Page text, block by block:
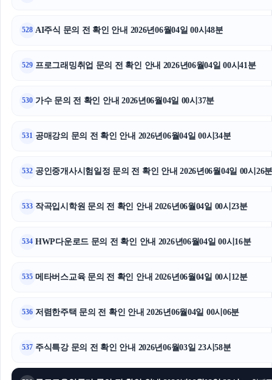
이혼변호사
대구이혼전문변호사
528 AI주식 문의 전 확인 안내 2026년06월04일 00시48분
529 프로그래밍취업 문의 전 확인 안내 2026년06월04일 00시41분
530 가수 문의 전 확인 안내 2026년06월04일 00시37분
531 공매강의 문의 전 확인 안내 2026년06월04일 00시34분
532 공인중개사시험일정 문의 전 확인 안내 2026년06월04일 00시26
533 작곡입시학원 문의 전 확인 안내 2026년06월04일 00시23분
534 HWP다운로드 문의 전 확인 안내 2026년06월04일 00시16분
535 메타버스교육 문의 전 확인 안내 2026년06월04일 00시12분
536 저렴한주택 문의 전 확인 안내 2026년06월04일 00시06분
537 주식특강 문의 전 확인 안내 2026년06월03일 23시58분